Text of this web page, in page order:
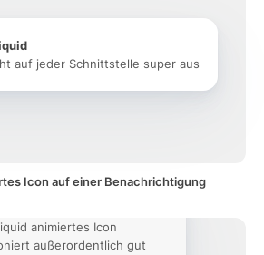
auf jeder Schnittstelle super aus
Icon auf einer Benachrichtigung
animiertes Icon
außerordentlich gut